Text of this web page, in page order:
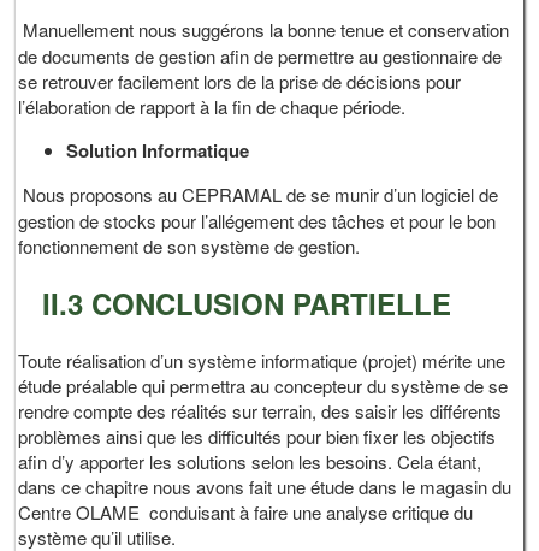
Manuellement nous suggérons la bonne tenue et conservation
de documents de gestion afin de permettre au gestionnaire de
se retrouver facilement lors de la prise de décisions pour
l’élaboration de rapport à la fin de chaque période.
Solution Informatique
Nous proposons au CEPRAMAL de se munir d’un logiciel de
gestion de stocks pour l’allégement des tâches et pour le bon
fonctionnement de son système de gestion.
II.3 CONCLUSION PARTIELLE
Toute réalisation d’un système informatique (projet) mérite une
étude préalable qui permettra au concepteur du système de se
rendre compte des réalités sur terrain, des saisir les différents
problèmes ainsi que les difficultés pour bien fixer les objectifs
afin d’y apporter les solutions selon les besoins. Cela étant,
dans ce chapitre nous avons fait une étude dans le magasin du
Centre OLAME conduisant à faire une analyse critique du
système qu’il utilise.